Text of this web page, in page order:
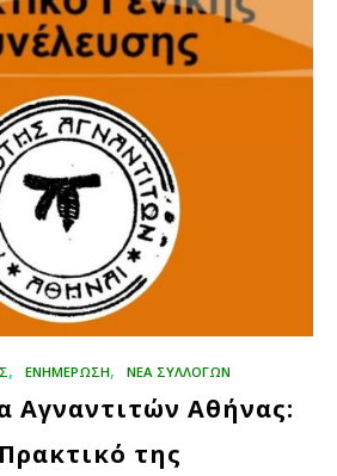
, ΕΝΗΜΕΡΩΣΗ, ΝΕΑ ΣΥΛΛΟΓΩΝ
Αγναντιτών Αθήνας:
της